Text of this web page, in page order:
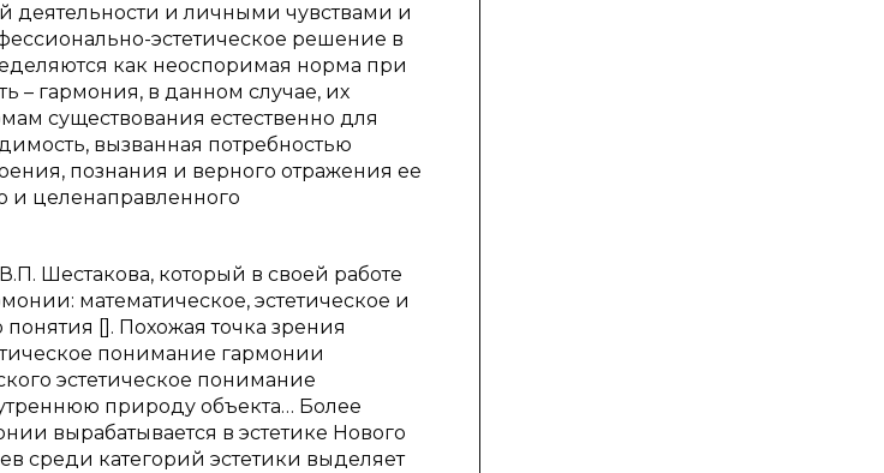
и личными чувствами и
эстетическое решение в
как неоспоримая норма при
– гармония, в данном случае, их
существования естественно для
вызванная потребностью
познания и верного отражения ее
и целенаправленного
Шестакова, который в своей работе
математическое, эстетическое и
[]. Похожая точка зрения
понимание гармонии
эстетическое понимание
природу объекта… Более
вырабатывается в эстетике Нового
среди категорий эстетики выделяет